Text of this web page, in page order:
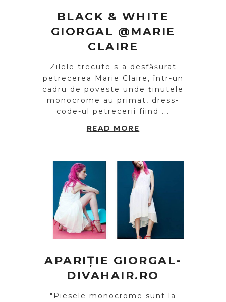
BLACK & WHITE
GIORGAL @MARIE
CLAIRE
Zilele trecute s-a desfășurat
petrecerea Marie Claire, într-un
cadru de poveste unde ținutele
monocrome au primat, dress-
code-ul petrecerii fiind ...
READ MORE
APARIȚIE GIORGAL-
DIVAHAIR.RO
"Piesele monocrome sunt la